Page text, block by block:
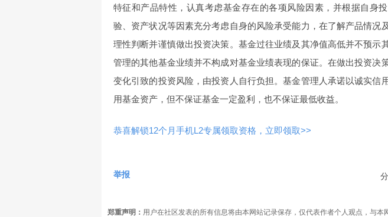
特征和产品特性，认真考虑基金存在的各项风险因素，并根据自身
验、资产状况等因素充分考虑自身的风险承受能力，在了解产品情况
理性判断并谨慎做出投资决策。基金过往业绩及其净值高低并不预示
管理的其他基金业绩并不构成对基金业绩表现的保证。在做出投资决
变化引致的投资风险，由投资人自行负担。基金管理人承诺以诚实信
用基金资产，但不保证基金一定盈利，也不保证最低收益。
恭喜解锁12个月手机L2专属领取资格，立即领取>>
举报
郑重声明： 用户在社区发表的所有信息将由本网站记录保存，仅代表作者个人观点，与本